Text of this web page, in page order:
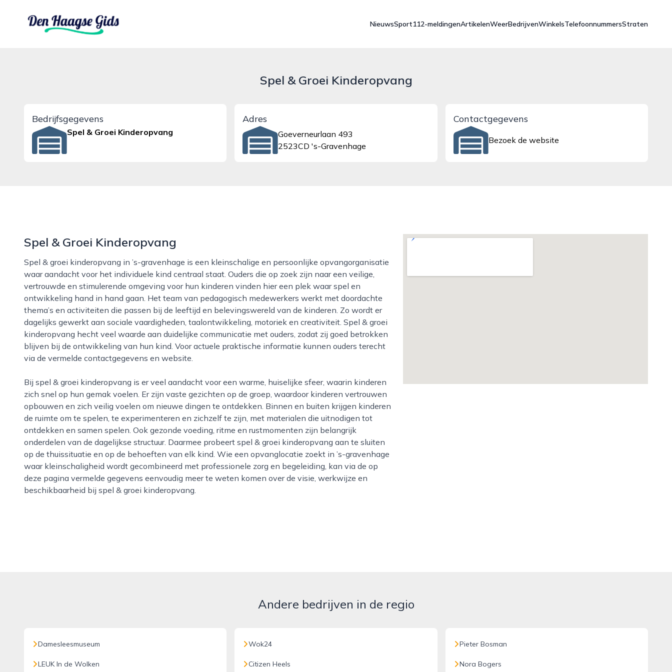
denhaagsegids.nl
NieuwsSport112-meldingenArtikelenWeerBedrijvenWinkelsTelefoonnummersStraten
Spel & Groei Kinderopvang
Bedrijfsgegevens
Spel & Groei Kinderopvang
Adres
Goeverneurlaan 493
2523CD 's-Gravenhage
Contactgegevens
Bezoek de website
Spel & Groei Kinderopvang
Spel & groei kinderopvang in ’s-gravenhage is een kleinschalige en persoonlijke opvangorganisatie
waar aandacht voor het individuele kind centraal staat. Ouders die op zoek zijn naar een veilige,
vertrouwde en stimulerende omgeving voor hun kinderen vinden hier een plek waar spel en
ontwikkeling hand in hand gaan. Het team van pedagogisch medewerkers werkt met doordachte
thema’s en activiteiten die passen bij de leeftijd en belevingswereld van de kinderen. Zo wordt er
dagelijks gewerkt aan sociale vaardigheden, taalontwikkeling, motoriek en creativiteit. Spel & groei
kinderopvang hecht veel waarde aan duidelijke communicatie met ouders, zodat zij goed betrokken
blijven bij de ontwikkeling van hun kind. Voor actuele praktische informatie kunnen ouders terecht
via de vermelde contactgegevens en website.
Bij spel & groei kinderopvang is er veel aandacht voor een warme, huiselijke sfeer, waarin kinderen
zich snel op hun gemak voelen. Er zijn vaste gezichten op de groep, waardoor kinderen vertrouwen
opbouwen en zich veilig voelen om nieuwe dingen te ontdekken. Binnen en buiten krijgen kinderen
de ruimte om te spelen, te experimenteren en zichzelf te zijn, met materialen die uitnodigen tot
ontdekken en samen spelen. Ook gezonde voeding, ritme en rustmomenten zijn belangrijk
onderdelen van de dagelijkse structuur. Daarmee probeert spel & groei kinderopvang aan te sluiten
op de thuissituatie en op de behoeften van elk kind. Wie een opvanglocatie zoekt in ’s-gravenhage
waar kleinschaligheid wordt gecombineerd met professionele zorg en begeleiding, kan via de op
deze pagina vermelde gegevens eenvoudig meer te weten komen over de visie, werkwijze en
beschikbaarheid bij spel & groei kinderopvang.
Andere bedrijven in de regio
Damesleesmuseum
LEUK In de Wolken
Wok24
Citizen Heels
Pieter Bosman
Nora Bogers